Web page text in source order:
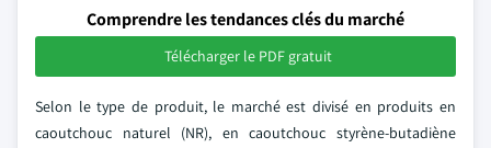
Comprendre les tendances clés du marché
Télécharger le PDF gratuit
Selon le type de produit, le marché est divisé en produits en
caoutchouc naturel (NR), en caoutchouc styrène-butadiène